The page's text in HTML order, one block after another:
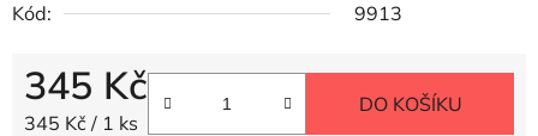
Kód:
9913
345 Kč
Měrná cena:
345 Kč / 1 ks
DO KOŠÍKU